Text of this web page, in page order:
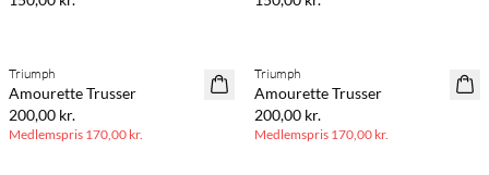
Triumph
Amourette Trusser
200,00 kr.
Medlemspris 170,00 kr.
Triumph
Amourette Trusser
200,00 kr.
Medlemspris 170,00 kr.